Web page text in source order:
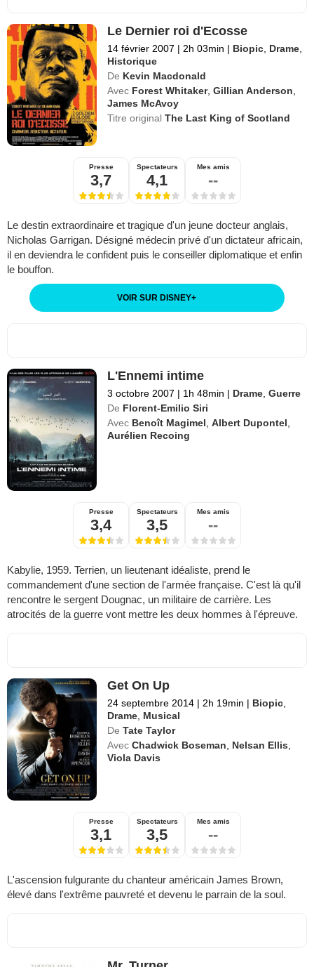
Le Dernier roi d'Ecosse
14 février 2007 | 2h 03min | Biopic, Drame,
Historique
De Kevin Macdonald
Avec Forest Whitaker,Gillian Anderson,
James McAvoy
Titre originalThe Last King of Scotland
Presse
3,7
Spectateurs
4,1
Mes amis
--
Le destin extraordinaire et tragique d'un jeune docteur anglais,
Nicholas Garrigan. Désigné médecin privé d'un dictateur africain,
il en deviendra le confident puis le conseiller diplomatique et enfin
le bouffon.
VOIR SUR DISNEY+
L'Ennemi intime
3 octobre 2007 | 1h 48min | Drame,Guerre
De Florent-Emilio Siri
Avec Benoît Magimel,Albert Dupontel,
Aurélien Recoing
Presse
3,4
Spectateurs
3,5
Mes amis
--
Kabylie, 1959. Terrien, un lieutenant idéaliste, prend le
commandement d'une section de l'armée française. C'est là qu'il
rencontre le sergent Dougnac, un militaire de carrière. Les
atrocités de la guerre vont mettre les deux hommes à l'épreuve.
Get On Up
24 septembre 2014 | 2h 19min | Biopic,
Drame, Musical
De Tate Taylor
Avec Chadwick Boseman, Nelsan Ellis,
Viola Davis
Presse
3,1
Spectateurs
3,5
Mes amis
--
L'ascension fulgurante du chanteur américain James Brown,
élevé dans l'extrême pauvreté et devenu le parrain de la soul.